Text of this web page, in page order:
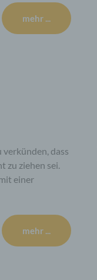
mehr ...
dass
zu ziehen sei.
einer
mehr ...